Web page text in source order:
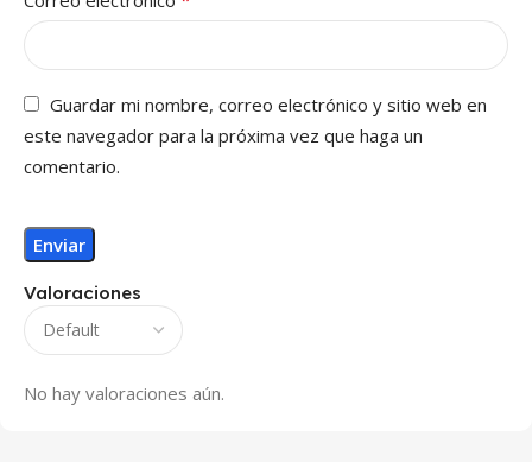
Valoraciones
No hay valoraciones aún.
Guardar mi nombre, correo electrónico y sitio web en
este navegador para la próxima vez que haga un
comentario.